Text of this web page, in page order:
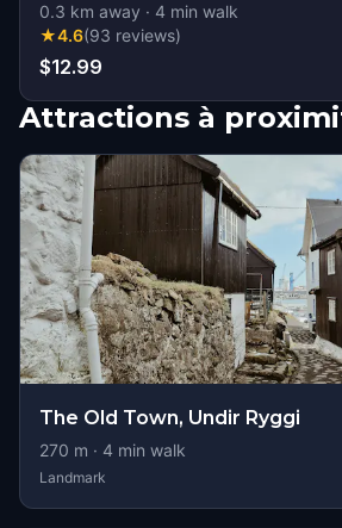
0.3 km away · 4 min walk
★4.6(93 reviews)
$12.99
Attractions à
The Old Town, Undir Ryggi
270 m · 4 min walk
Landmark